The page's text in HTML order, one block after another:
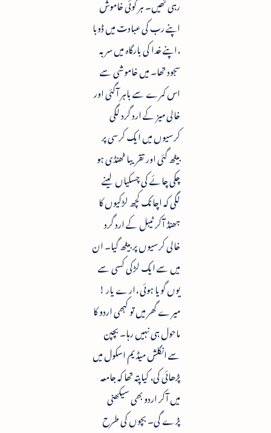
اپنے رب کی عبادت میں ڈوبا
،اپنے خدا کی بارگاہ میں سر بہ
سجود تھا۔ میں خاموشی سے
اس کمرے سے باہر آگئی اور
خالی میز کے ارد گرد لگی
کرسیوں میں ایک کرسی پر
بیٹھ گئی اور تقریبا ٹھنڈی ہو
چکی چائے کی چسکیاں لینے
لگی کہ اچانک کچھ لڑکیوں کا
جھنڈ آکر ٹیبل کے ارد گرد
خالی کرسیوں پر بیٹھ گیا۔ ان
میں سے ایک لڑکی کسی سے
یوں گویا ہوئی ،ارے یار !
میرے گھر میں تو کبھی اردو کا
ماحول ہی نہیں رہا۔ بچپن
سے انگلش میڈیم اسکول میں
پڑھائی کی، کیا پتہ تھا کہ جامعہ
میں آکر اردو بھی سیکھنی
پڑے گی۔ بچوں کی طرح